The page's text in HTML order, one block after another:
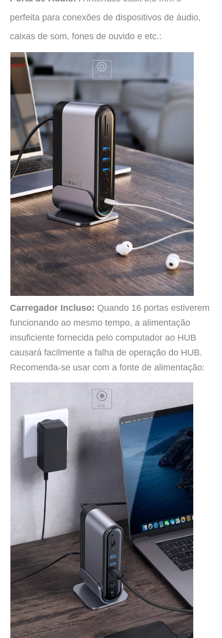
perfeita para conexões de dispositivos de áudio,
caixas de som, fones de ouvido e etc.:
Carregador Incluso: Quando 16 portas estiverem
funcionando ao mesmo tempo, a alimentação
insuficiente fornecida pelo computador ao HUB
causará facilmente a falha de operação do HUB.
Recomenda-se usar com a fonte de alimentação: